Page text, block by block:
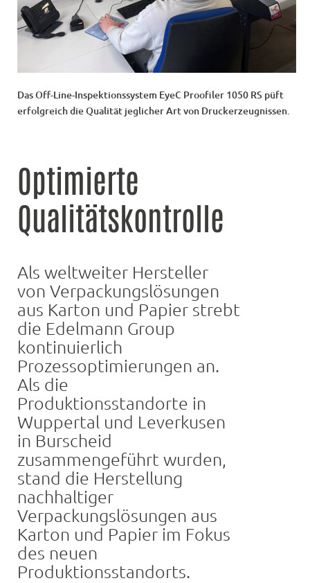
Das Off-Line-Inspektionssystem EyeC Proofiler 1050 RS püft
erfolgreich die Qualität jeglicher Art von Druckerzeugnissen.
Optimierte
Qualitätskontrolle
Als weltweiter Hersteller
von Verpackungslösungen
aus Karton und Papier strebt
die Edelmann Group
kontinuierlich
Prozessoptimierungen an.
Als die
Produktionsstandorte in
Wuppertal und Leverkusen
in Burscheid
zusammengeführt wurden,
stand die Herstellung
nachhaltiger
Verpackungslösungen aus
Karton und Papier im Fokus
des neuen
Produktionsstandorts.